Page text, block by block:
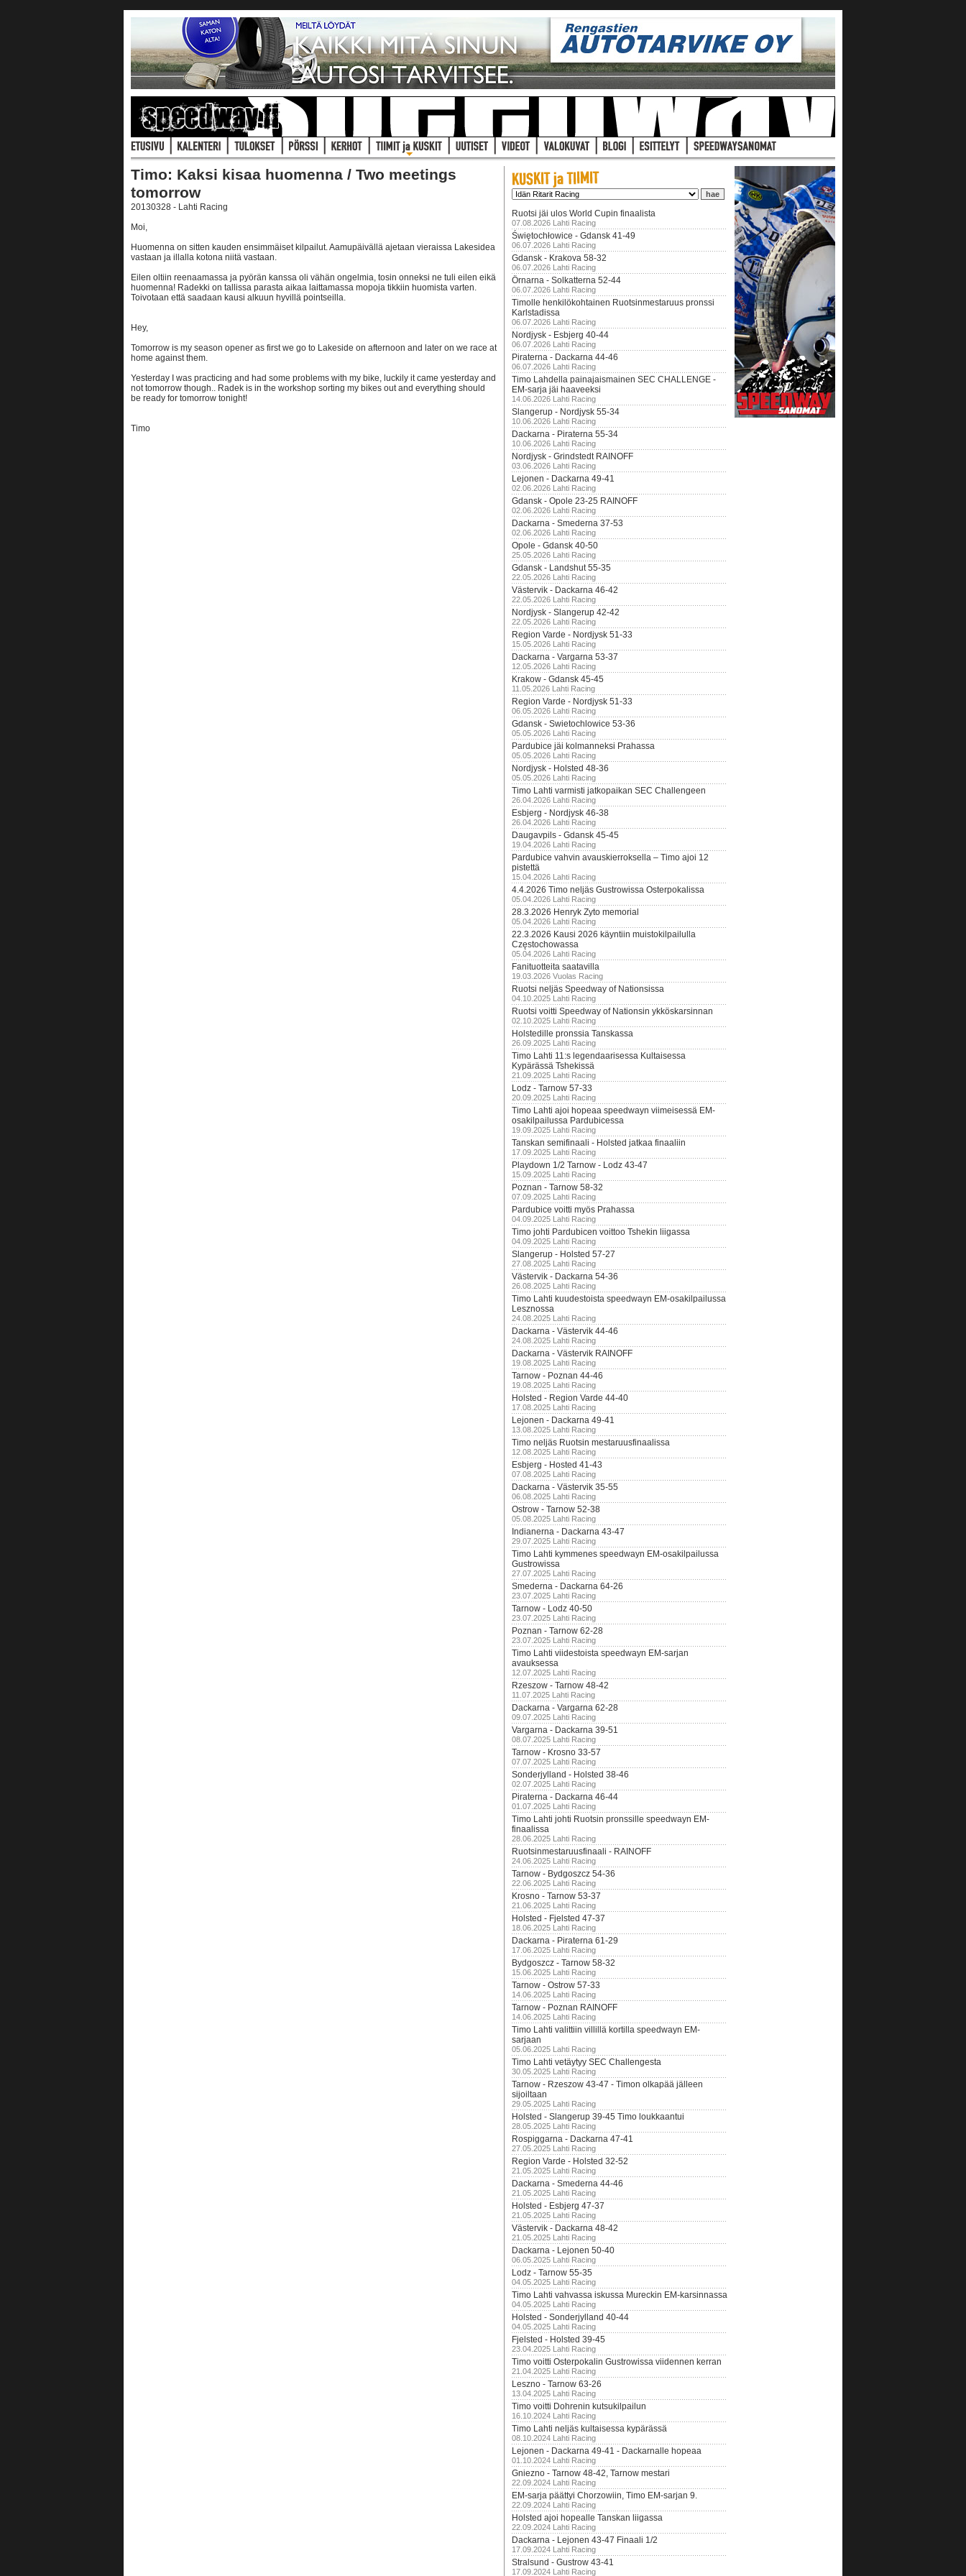
Timo: Kaksi kisaa huomenna / Two meetings
tomorrow
20130328 - Lahti Racing
Moi,
Huomenna on sitten kauden ensimmäiset kilpailut. Aamupäivällä ajetaan vieraissa Lakesidea
vastaan ja illalla kotona niitä vastaan.
Eilen oltiin reenaamassa ja pyörän kanssa oli vähän ongelmia, tosin onneksi ne tuli eilen eikä
huomenna! Radekki on tallissa parasta aikaa laittamassa mopoja tikkiin huomista varten.
Toivotaan että saadaan kausi alkuun hyvillä pointseilla.
Hey,
Tomorrow is my season opener as first we go to Lakeside on afternoon and later on we race at
home against them.
Yesterday I was practicing and had some problems with my bike, luckily it came yesterday and
not tomorrow though.. Radek is in the workshop sorting my bikes out and everything should
be ready for tomorrow tonight!
Timo
Ruotsi jäi ulos World Cupin finaalista
07.08.2026 Lahti Racing
Świętochłowice - Gdansk 41-49
06.07.2026 Lahti Racing
Gdansk - Krakova 58-32
06.07.2026 Lahti Racing
Örnarna - Solkatterna 52-44
06.07.2026 Lahti Racing
Timolle henkilökohtainen Ruotsinmestaruus pronssi
Karlstadissa
06.07.2026 Lahti Racing
Nordjysk - Esbjerg 40-44
06.07.2026 Lahti Racing
Piraterna - Dackarna 44-46
06.07.2026 Lahti Racing
Timo Lahdella painajaismainen SEC CHALLENGE -
EM-sarja jäi haaveeksi
14.06.2026 Lahti Racing
Slangerup - Nordjysk 55-34
10.06.2026 Lahti Racing
Dackarna - Piraterna 55-34
10.06.2026 Lahti Racing
Nordjysk - Grindstedt RAINOFF
03.06.2026 Lahti Racing
Lejonen - Dackarna 49-41
02.06.2026 Lahti Racing
Gdansk - Opole 23-25 RAINOFF
02.06.2026 Lahti Racing
Dackarna - Smederna 37-53
02.06.2026 Lahti Racing
Opole - Gdansk 40-50
25.05.2026 Lahti Racing
Gdansk - Landshut 55-35
22.05.2026 Lahti Racing
Västervik - Dackarna 46-42
22.05.2026 Lahti Racing
Nordjysk - Slangerup 42-42
22.05.2026 Lahti Racing
Region Varde - Nordjysk 51-33
15.05.2026 Lahti Racing
Dackarna - Vargarna 53-37
12.05.2026 Lahti Racing
Krakow - Gdansk 45-45
11.05.2026 Lahti Racing
Region Varde - Nordjysk 51-33
06.05.2026 Lahti Racing
Gdansk - Swietochlowice 53-36
05.05.2026 Lahti Racing
Pardubice jäi kolmanneksi Prahassa
05.05.2026 Lahti Racing
Nordjysk - Holsted 48-36
05.05.2026 Lahti Racing
Timo Lahti varmisti jatkopaikan SEC Challengeen
26.04.2026 Lahti Racing
Esbjerg - Nordjysk 46-38
26.04.2026 Lahti Racing
Daugavpils - Gdansk 45-45
19.04.2026 Lahti Racing
Pardubice vahvin avauskierroksella – Timo ajoi 12
pistettä
15.04.2026 Lahti Racing
4.4.2026 Timo neljäs Gustrowissa Osterpokalissa
05.04.2026 Lahti Racing
28.3.2026 Henryk Zyto memorial
05.04.2026 Lahti Racing
22.3.2026 Kausi 2026 käyntiin muistokilpailulla
Częstochowassa
05.04.2026 Lahti Racing
Fanituotteita saatavilla
19.03.2026 Vuolas Racing
Ruotsi neljäs Speedway of Nationsissa
04.10.2025 Lahti Racing
Ruotsi voitti Speedway of Nationsin ykköskarsinnan
02.10.2025 Lahti Racing
Holstedille pronssia Tanskassa
26.09.2025 Lahti Racing
Timo Lahti 11:s legendaarisessa Kultaisessa
Kypärässä Tshekissä
21.09.2025 Lahti Racing
Lodz - Tarnow 57-33
20.09.2025 Lahti Racing
Timo Lahti ajoi hopeaa speedwayn viimeisessä EM-
osakilpailussa Pardubicessa
19.09.2025 Lahti Racing
Tanskan semifinaali - Holsted jatkaa finaaliin
17.09.2025 Lahti Racing
Playdown 1/2 Tarnow - Lodz 43-47
15.09.2025 Lahti Racing
Poznan - Tarnow 58-32
07.09.2025 Lahti Racing
Pardubice voitti myös Prahassa
04.09.2025 Lahti Racing
Timo johti Pardubicen voittoo Tshekin liigassa
04.09.2025 Lahti Racing
Slangerup - Holsted 57-27
27.08.2025 Lahti Racing
Västervik - Dackarna 54-36
26.08.2025 Lahti Racing
Timo Lahti kuudestoista speedwayn EM-osakilpailussa
Lesznossa
24.08.2025 Lahti Racing
Dackarna - Västervik 44-46
24.08.2025 Lahti Racing
Dackarna - Västervik RAINOFF
19.08.2025 Lahti Racing
Tarnow - Poznan 44-46
19.08.2025 Lahti Racing
Holsted - Region Varde 44-40
17.08.2025 Lahti Racing
Lejonen - Dackarna 49-41
13.08.2025 Lahti Racing
Timo neljäs Ruotsin mestaruusfinaalissa
12.08.2025 Lahti Racing
Esbjerg - Hosted 41-43
07.08.2025 Lahti Racing
Dackarna - Västervik 35-55
06.08.2025 Lahti Racing
Ostrow - Tarnow 52-38
05.08.2025 Lahti Racing
Indianerna - Dackarna 43-47
29.07.2025 Lahti Racing
Timo Lahti kymmenes speedwayn EM-osakilpailussa
Gustrowissa
27.07.2025 Lahti Racing
Smederna - Dackarna 64-26
23.07.2025 Lahti Racing
Tarnow - Lodz 40-50
23.07.2025 Lahti Racing
Poznan - Tarnow 62-28
23.07.2025 Lahti Racing
Timo Lahti viidestoista speedwayn EM-sarjan
avauksessa
12.07.2025 Lahti Racing
Rzeszow - Tarnow 48-42
11.07.2025 Lahti Racing
Dackarna - Vargarna 62-28
09.07.2025 Lahti Racing
Vargarna - Dackarna 39-51
08.07.2025 Lahti Racing
Tarnow - Krosno 33-57
07.07.2025 Lahti Racing
Sonderjylland - Holsted 38-46
02.07.2025 Lahti Racing
Piraterna - Dackarna 46-44
01.07.2025 Lahti Racing
Timo Lahti johti Ruotsin pronssille speedwayn EM-
finaalissa
28.06.2025 Lahti Racing
Ruotsinmestaruusfinaali - RAINOFF
24.06.2025 Lahti Racing
Tarnow - Bydgoszcz 54-36
22.06.2025 Lahti Racing
Krosno - Tarnow 53-37
21.06.2025 Lahti Racing
Holsted - Fjelsted 47-37
18.06.2025 Lahti Racing
Dackarna - Piraterna 61-29
17.06.2025 Lahti Racing
Bydgoszcz - Tarnow 58-32
15.06.2025 Lahti Racing
Tarnow - Ostrow 57-33
14.06.2025 Lahti Racing
Tarnow - Poznan RAINOFF
14.06.2025 Lahti Racing
Timo Lahti valittiin villillä kortilla speedwayn EM-
sarjaan
05.06.2025 Lahti Racing
Timo Lahti vetäytyy SEC Challengesta
30.05.2025 Lahti Racing
Tarnow - Rzeszow 43-47 - Timon olkapää jälleen
sijoiltaan
29.05.2025 Lahti Racing
Holsted - Slangerup 39-45 Timo loukkaantui
28.05.2025 Lahti Racing
Rospiggarna - Dackarna 47-41
27.05.2025 Lahti Racing
Region Varde - Holsted 32-52
21.05.2025 Lahti Racing
Dackarna - Smederna 44-46
21.05.2025 Lahti Racing
Holsted - Esbjerg 47-37
21.05.2025 Lahti Racing
Västervik - Dackarna 48-42
21.05.2025 Lahti Racing
Dackarna - Lejonen 50-40
06.05.2025 Lahti Racing
Lodz - Tarnow 55-35
04.05.2025 Lahti Racing
Timo Lahti vahvassa iskussa Mureckin EM-karsinnassa
04.05.2025 Lahti Racing
Holsted - Sonderjylland 40-44
04.05.2025 Lahti Racing
Fjelsted - Holsted 39-45
23.04.2025 Lahti Racing
Timo voitti Osterpokalin Gustrowissa viidennen kerran
21.04.2025 Lahti Racing
Leszno - Tarnow 63-26
13.04.2025 Lahti Racing
Timo voitti Dohrenin kutsukilpailun
16.10.2024 Lahti Racing
Timo Lahti neljäs kultaisessa kypärässä
08.10.2024 Lahti Racing
Lejonen - Dackarna 49-41 - Dackarnalle hopeaa
01.10.2024 Lahti Racing
Gniezno - Tarnow 48-42, Tarnow mestari
22.09.2024 Lahti Racing
EM-sarja päättyi Chorzowiin, Timo EM-sarjan 9.
22.09.2024 Lahti Racing
Holsted ajoi hopealle Tanskan liigassa
22.09.2024 Lahti Racing
Dackarna - Lejonen 43-47 Finaali 1/2
17.09.2024 Lahti Racing
Stralsund - Gustrow 43-41
17.09.2024 Lahti Racing